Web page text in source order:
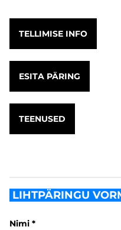
TELLIMISE INFO
ESITA PÄRING
TEENUSED
LIHTPÄRINGU
Nimi